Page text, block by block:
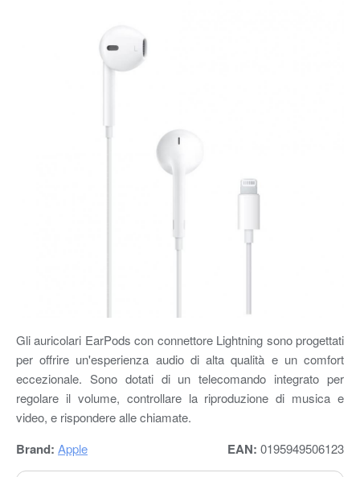
Gli auricolari EarPods con connettore Lightning sono progettati
per offrire un'esperienza audio di alta qualità e un comfort
eccezionale. Sono dotati di un telecomando integrato per
regolare il volume, controllare la riproduzione di musica e
video, e rispondere alle chiamate.
Brand: Apple EAN: 0195949506123